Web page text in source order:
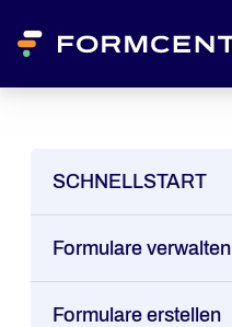
SCHNELLSTART
Formulare verwalten
Formulare erstellen